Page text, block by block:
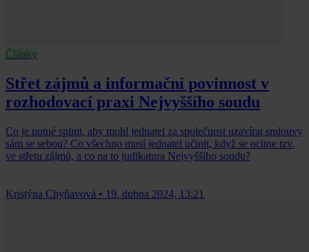
Články
Střet zájmů a informační povinnost v
rozhodovací praxi Nejvyššího soudu
Co je nutné splnit, aby mohl jednatel za společnost uzavírat smlouvy
sám se sebou? Co všechno musí jednatel učinit, když se ocitne tzv.
ve střetu zájmů, a co na to judikatura Nejvyššího soudu?
Kristýna Chyňavová • 19. dubna 2024, 13:21